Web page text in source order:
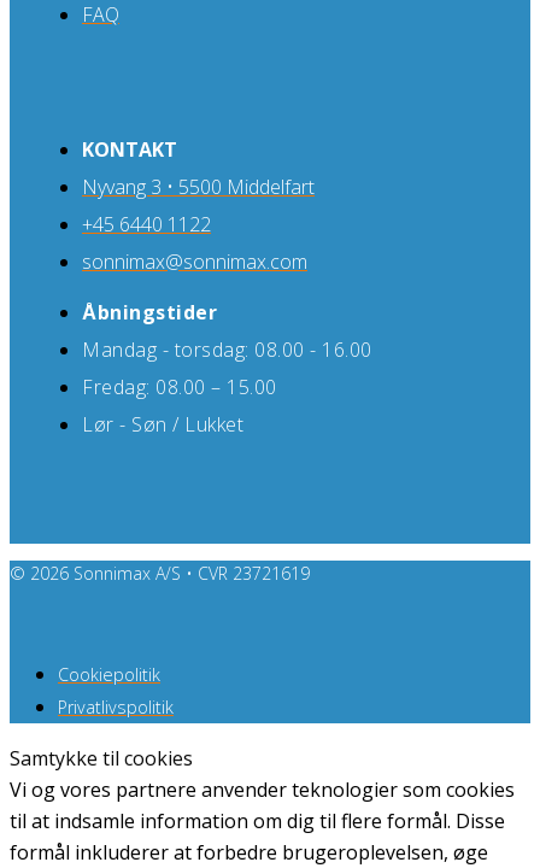
FAQ
KONTAKT
Nyvang 3 • 5500 Middelfart
+45 6440 1122
sonnimax@sonnimax.com
Åbningstider
Mandag - torsdag: 08.00 - 16.00
Fredag: 08.00 – 15.00
Lør - Søn / Lukket
© 2026 Sonnimax A/S • CVR 23721619
Cookiepolitik
Privatlivspolitik
Samtykke til cookies
Vi og vores partnere anvender teknologier som cookies
til at indsamle information om dig til flere formål. Disse
formål inkluderer at forbedre brugeroplevelsen, øge